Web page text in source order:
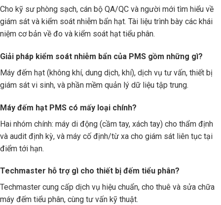
Cho kỹ sư phòng sạch, cán bộ QA/QC và người mới tìm hiểu về
giám sát và kiểm soát nhiễm bẩn hạt. Tài liệu trình bày các khái
niệm cơ bản về đo và kiểm soát hạt tiểu phân.
Giải pháp kiểm soát nhiễm bẩn của PMS gồm những gì?
Máy đếm hạt (không khí, dung dịch, khí), dịch vụ tư vấn, thiết bị
giám sát vi sinh, và phần mềm quản lý dữ liệu tập trung.
Máy đếm hạt PMS có mấy loại chính?
Hai nhóm chính: máy di động (cầm tay, xách tay) cho thẩm định
và audit định kỳ, và máy cố định/từ xa cho giám sát liên tục tại
điểm tới hạn.
Techmaster hỗ trợ gì cho thiết bị đếm tiểu phân?
Techmaster cung cấp dịch vụ hiệu chuẩn, cho thuê và sửa chữa
máy đếm tiểu phân, cùng tư vấn kỹ thuật.